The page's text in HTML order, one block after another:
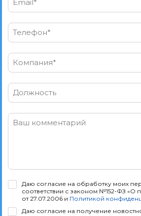
Email*
Телефон*
Компания*
Должность
Ваш комментарий
Даю согласие на обработку моих
соответствии с законом №152-ФЗ «О
от 27.07.2006 и Политикой
Даю согласие на получение